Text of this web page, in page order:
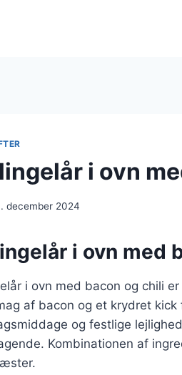
i ovn
december 2024
i ovn med
i ovn med bacon og chili
af bacon og et krydret
og festlige
Kombinationen af